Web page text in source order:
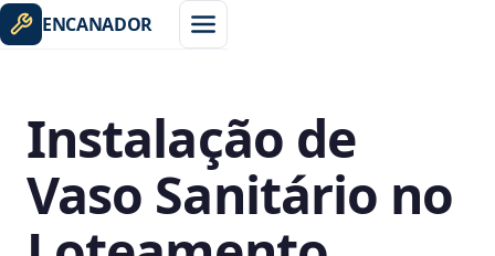
ENCANADOR
Instalação de
Vaso Sanitário no